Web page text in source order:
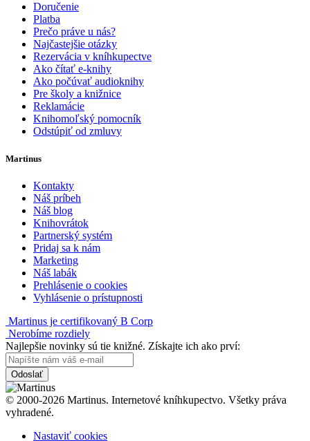
Doručenie
Platba
Prečo práve u nás?
Najčastejšie otázky
Rezervácia v kníhkupectve
Ako čítať e-knihy
Ako počúvať audioknihy
Pre školy a knižnice
Reklamácie
Knihomoľský pomocník
Odstúpiť od zmluvy
Martinus
Kontakty
Náš príbeh
Náš blog
Knihovrátok
Partnerský systém
Pridaj sa k nám
Marketing
Náš labák
Prehlásenie o cookies
Vyhlásenie o prístupnosti
Martinus je certifikovaný B Corp
Nerobíme rozdiely
Najlepšie novinky sú tie knižné. Získajte ich ako prví:
Odoslať
© 2000-2026 Martinus. Internetové kníhkupectvo. Všetky práva
vyhradené.
Nastaviť cookies